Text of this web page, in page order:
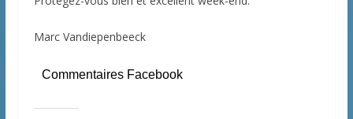
Marc Vandiepenbeeck
Commentaires Facebook